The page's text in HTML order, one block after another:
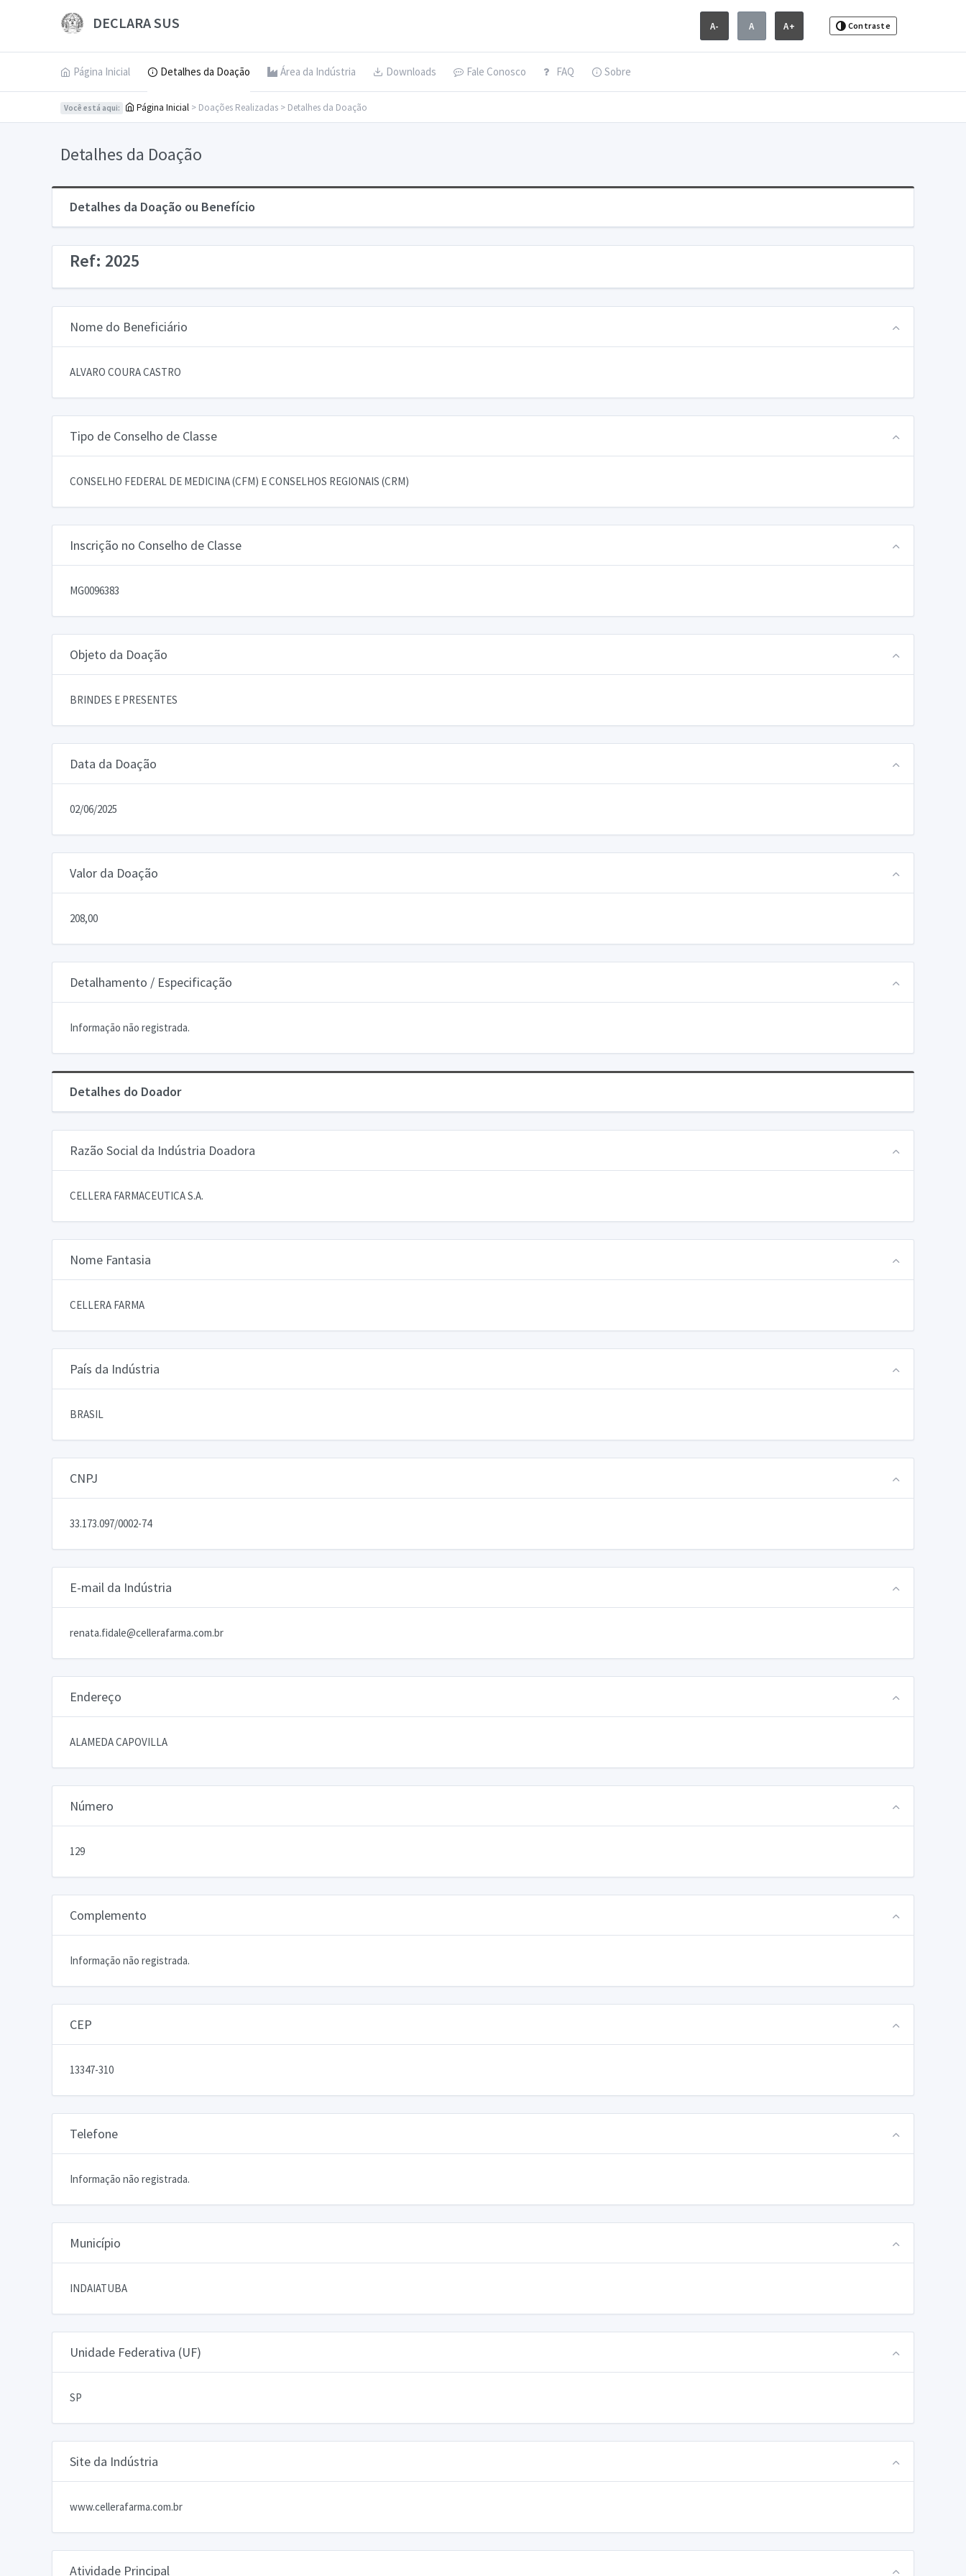
DECLARA SUS A- A A+ Contraste
Página Inicial Detalhes da Doação Área da Indústria Downloads Fale Conosco FAQ Sobre
Você está aqui: Página Inicial > Doações Realizadas > Detalhes da Doação
Detalhes da Doação
Detalhes da Doação ou Benefício
Ref: 2025
Nome do Beneficiário
ALVARO COURA CASTRO
Tipo de Conselho de Classe
CONSELHO FEDERAL DE MEDICINA (CFM) E CONSELHOS REGIONAIS (CRM)
Inscrição no Conselho de Classe
MG0096383
Objeto da Doação
BRINDES E PRESENTES
Data da Doação
02/06/2025
Valor da Doação
208,00
Detalhamento / Especificação
Informação não registrada.
Detalhes do Doador
Razão Social da Indústria Doadora
CELLERA FARMACEUTICA S.A.
Nome Fantasia
CELLERA FARMA
País da Indústria
BRASIL
CNPJ
33.173.097/0002-74
E-mail da Indústria
renata.fidale@cellerafarma.com.br
Endereço
ALAMEDA CAPOVILLA
Número
129
Complemento
Informação não registrada.
CEP
13347-310
Telefone
Informação não registrada.
Município
INDAIATUBA
Unidade Federativa (UF)
SP
Site da Indústria
www.cellerafarma.com.br
Atividade Principal